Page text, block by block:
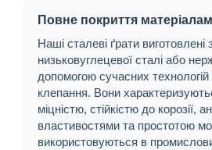
Повне покриття
Наші сталеві ґрати виготовлені
низьковуглецевої сталі або
допомогою сучасних
клепання. Вони
міцністю, стійкістю до корозії,
властивостями та простотою
використовуються в